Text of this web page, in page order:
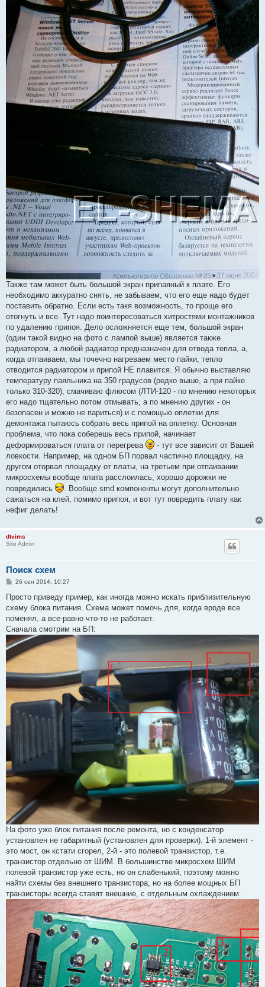
Также там может быть большой экран припаяный к плате. Его
необходимо аккуратно снять, не забываем, что его еще надо будет
поставить обратно. Если есть такя возможность, то проще его
отогнуть и все. Тут надо поинтересоваться хитростями монтажников
по удалению припоя. Дело осложняется еще тем, большой экран
(один такой видно на фото с лампой выше) является также
радиатором, а любой радиатор предназначен для отвода тепла, а,
когда отпаиваем, мы точечно нагреваем место пайки, тепло
отводится радиатором и припой НЕ плавится. Я обычно выставляю
температуру паяльника на 350 градусов (редко выше, а при пайке
только 310-320), смачиваю флюсом (ЛТИ-120 - по мнению некоторых
его надо тщательно потом отмывать, а по мнению других - он
безопасен и можно не париться) и с помощью оплетки для
демонтажа пытаюсь собрать весь припой на оплетку. Основная
проблема, что пока соберешь весь припой, начинает
деформироваться плата от перегрева
- тут все зависит от Вашей
ловкости. Например, на одном БП порвал частично площадку, на
другом оторвал площадку от платы, на третьем при отпаивании
микросхемы вообще плата расслоилась, хорошо дорожки не
повредились
. Вообще smd компоненты могут дополнительно
сажаться на клей, помимо припоя, и вот тут повредить плату как
нефиг делать!
dtvims
Site Admin
Поиск схем
С
о
щ
е
и
26 сен 2014, 10:27
Просто приведу пример, как иногда можно искать приблизительную
схему блока питания. Схема может помочь для, когда вроде все
поменял, а все-равно что-то не работает.
Сначала смотрим на БП:
На фото уже блок питания после ремонта, но с конденсатор
установлен не габаритный (установлен для проверки). 1-й элемент -
это мост, он кстати сгорел, 2-й - это полевой транзистор, т.е.
транзистор отдельно от ШИМ. В большинстве микросхем ШИМ
полевой транзистор уже есть, но он слабенький, поэтому можно
найти схемы без внешнего транзистора, но на более мощных БП
транзисторы всегда ставят внешние, с отдельным охлаждением.